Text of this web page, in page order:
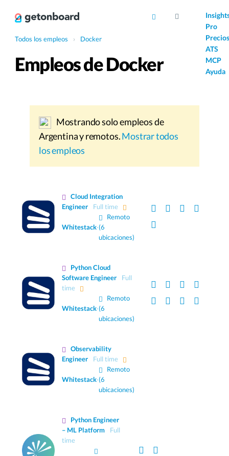
Pro
Precios
ATS
MCP
Ayuda
Todos los empleos › Docker
Empleos de Docker
Mostrando solo empleos de
Argentina y remotos.Mostrar todos
los empleos
Cloud Integration
Engineer
Full time
Whitestack·
Remoto
(6
ubicaciones)
Python Cloud
Software Engineer
Full
time
Whitestack·
Remoto
(6
ubicaciones)
Observability
Engineer
Full time
Whitestack·
Remoto
(6
ubicaciones)
Python Engineer
– ML Platform
Full
time